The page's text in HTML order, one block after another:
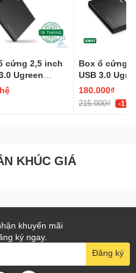
/ DVD, Xbox, Play Station, PC
cứng 2,5 inch
Ugreen
Box ổ cứng
USB 3.0
30847
180.000₫
215.000₫ -17%
KHÚC GIÁ
khuyến mãi
ký ngay.
Đăng ký